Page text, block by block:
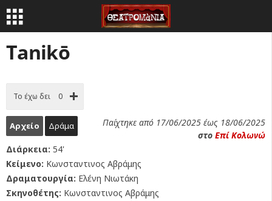
Tanikō
Το έχω δει 0
Αρχείο Δράμα
Παίχτηκε από 17/06/2025 έως 18/06/2025
στο Επί Κολωνώ
Διάρκεια: 54'
Κείμενο: Κωνσταντινος Αβράμης
Δραματουργία: Ελένη Νιωτάκη
Σκηνοθέτης: Κωνσταντινος Αβράμης